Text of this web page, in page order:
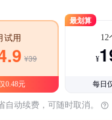
试用
¥39
0.48元
最划算
12
¥
每日
自动续费，可随时取消。